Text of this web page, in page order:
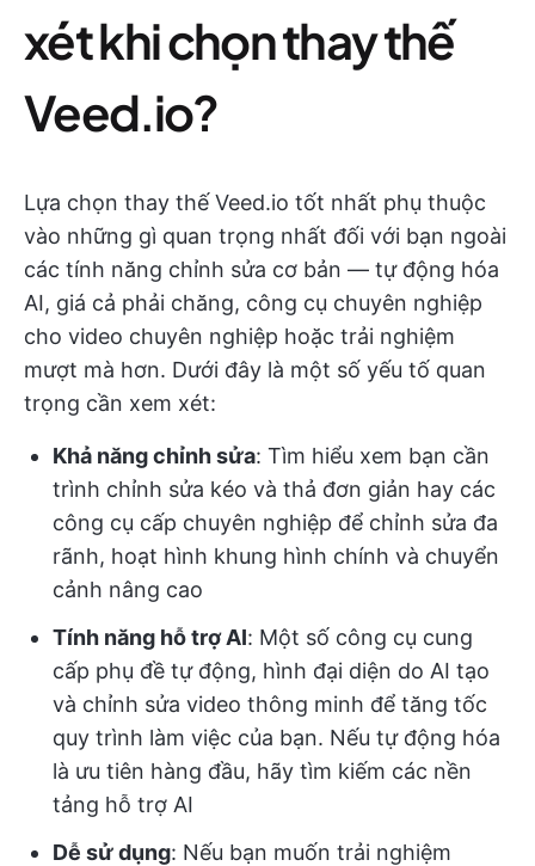
xét khi chọn thay thế
Veed.io?
Lựa chọn thay thế Veed.io tốt nhất phụ thuộc
vào những gì quan trọng nhất đối với bạn ngoài
các tính năng chỉnh sửa cơ bản — tự động hóa
AI, giá cả phải chăng, công cụ chuyên nghiệp
cho video chuyên nghiệp hoặc trải nghiệm
mượt mà hơn. Dưới đây là một số yếu tố quan
trọng cần xem xét:
Khả năng chỉnh sửa: Tìm hiểu xem bạn cần
trình chỉnh sửa kéo và thả đơn giản hay các
công cụ cấp chuyên nghiệp để chỉnh sửa đa
rãnh, hoạt hình khung hình chính và chuyển
cảnh nâng cao
Tính năng hỗ trợ AI: Một số công cụ cung
cấp phụ đề tự động, hình đại diện do AI tạo
và chỉnh sửa video thông minh để tăng tốc
quy trình làm việc của bạn. Nếu tự động hóa
là ưu tiên hàng đầu, hãy tìm kiếm các nền
tảng hỗ trợ AI
Dễ sử dụng: Nếu bạn muốn trải nghiệm